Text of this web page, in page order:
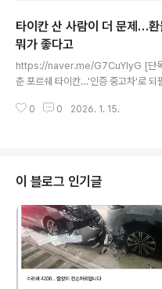
265544.html Q4 이트론, Q6 및 Q8
시행착오...A2 이트론에서 어떤 식으로
Meritocrat @ it's electric
타이칸 산 사람이 더 문제…환
뭐가 좋다고
https://naver.me/G7CuYlyG [단독
춘 포르쉐 타이칸…'인증 중고차'로 되
식 전기 세단 타이칸4S를 구매했다. '
- https://meritocrat.tistory.com/
도 타이칸 사면 진짜 쪽팔리는 일
쉐 전기차로서 기본기는 좋지만,생각
너무 많이 있다는 글은이미 소개한 바
지... 그런데 수리가 하세월임 ..
0 0 2026. 1. 15.
이 블로그 인기글